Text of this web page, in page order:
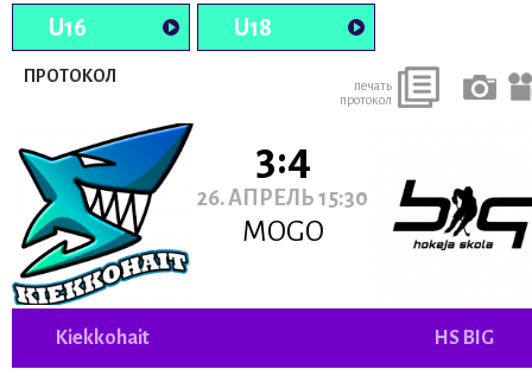
U16
U18
ПРОТОКОЛ
печать
протокол
3:4
26. АПРЕЛЬ 15:30
MOGO
Kiekkohait HS BIG